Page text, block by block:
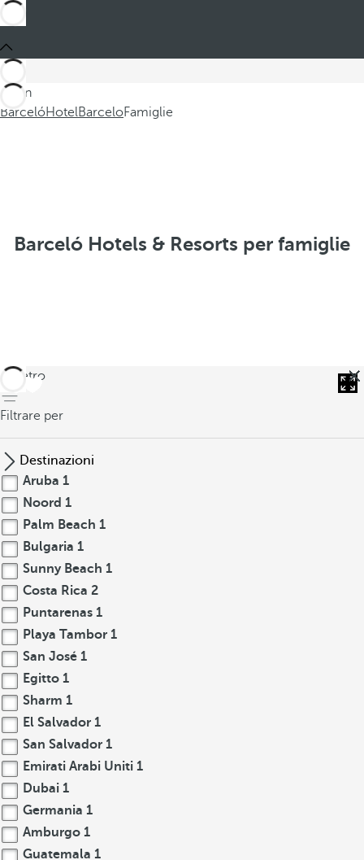
Sei in
BarcelóHotelBarceloFamiglie
Barceló Hotels & Resorts per famiglie
indietro
Filtrare per
Destinazioni
Aruba 1
Noord 1
Palm Beach 1
Bulgaria 1
Sunny Beach 1
Costa Rica 2
Puntarenas 1
Playa Tambor 1
San José 1
Egitto 1
Sharm 1
El Salvador 1
San Salvador 1
Emirati Arabi Uniti 1
Dubai 1
Germania 1
Amburgo 1
Guatemala 1